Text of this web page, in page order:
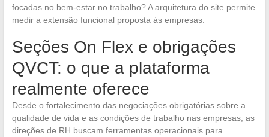
focadas no bem-estar no trabalho? A arquitetura do site permite
medir a extensão funcional proposta às empresas.
Seções On Flex e obrigações
QVCT: o que a plataforma
realmente oferece
Desde o fortalecimento das negociações obrigatórias sobre a
qualidade de vida e as condições de trabalho nas empresas, as
direções de RH buscam ferramentas operacionais para